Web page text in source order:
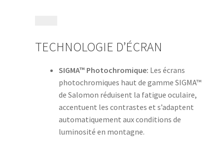
TECHNOLOGIE D’ÉCRAN
SIGMA™ Photochromique: Les écrans
photochromiques haut de gamme SIGMA™
de Salomon réduisent la fatigue oculaire,
accentuent les contrastes et s’adaptent
automatiquement aux conditions de
luminosité en montagne.